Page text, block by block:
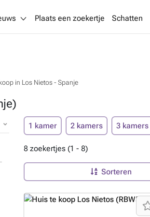
Plaats een zoekertje Schatten
in Los Nietos - Spanje
1 kamer 2 kamers 3 kamers
8 zoekertjes (1 - 8)
Sorteren